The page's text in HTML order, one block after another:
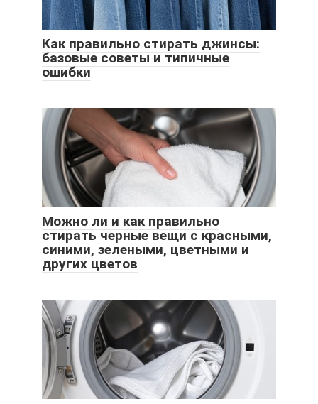
Как правильно стирать джинсы:
базовые советы и типичные
ошибки
Можно ли и как правильно
стирать черные вещи с красными,
синими, зелеными, цветными и
других цветов